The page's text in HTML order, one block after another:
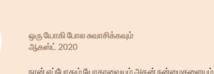
ஒரு யோகி போல சுவாசிக்கவும்
ஆகஸ்ட் 2020
நான் எப்போதும் யோகாவையும் அதன் நன்மைகளையும்